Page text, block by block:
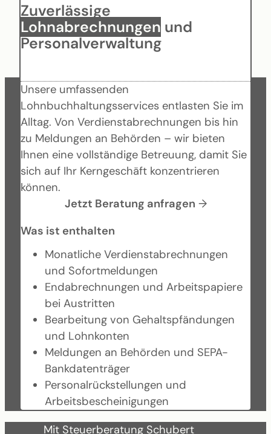
Zuverlässige
Lohnabrechnungen und
Personalverwaltung
Unsere umfassenden
Lohnbuchhaltungsservices entlasten Sie im
Alltag. Von Verdienstabrechnungen bis hin
zu Meldungen an Behörden – wir bieten
Ihnen eine vollständige Betreuung, damit Sie
sich auf Ihr Kerngeschäft konzentrieren
können.
Jetzt Beratung anfragen →
Was ist enthalten
Monatliche Verdienstabrechnungen
und Sofortmeldungen
Endabrechnungen und Arbeitspapiere
bei Austritten
Bearbeitung von Gehaltspfändungen
und Lohnkonten
Meldungen an Behörden und SEPA-
Bankdatenträger
Personalrückstellungen und
Arbeitsbescheinigungen
Mit Steuerberatung Schubert